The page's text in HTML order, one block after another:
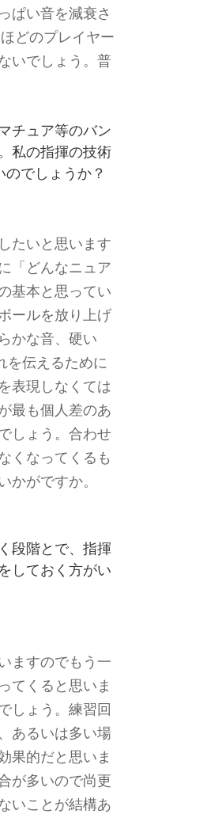
ぱい音を減衰さ
どのプレイヤー
いでしょう。普
チュア等のバン
私の指揮の技術
でしょうか？
たいと思います
「どんなニュア
基本と思ってい
ールを放り上げ
かな音、硬い
を伝えるために
表現しなくては
最も個人差のあ
しょう。合わせ
くなってくるも
がですか。
段階とで、指揮
しておく方がい
ますのでもう一
てくると思いま
しょう。練習回
あるいは多い場
果的だと思いま
が多いので尚更
いことが結構あ